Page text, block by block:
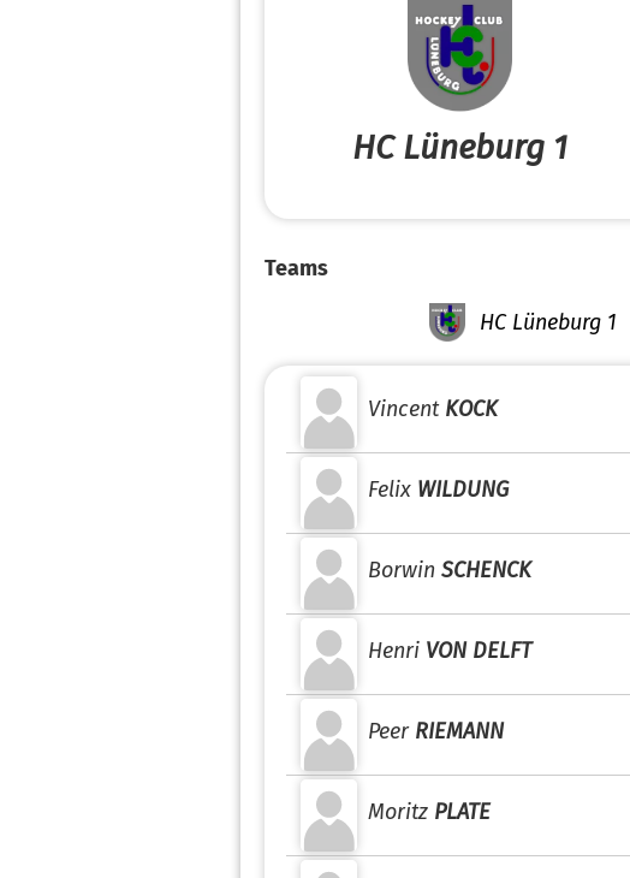
HC Lüneburg 1
Teams
HC Lüneburg 1
Vincent KOCK
Felix WILDUNG
Borwin SCHENCK
Henri VON DELFT
Peer RIEMANN
Moritz PLATE